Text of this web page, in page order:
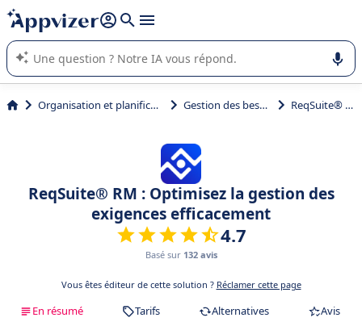
répondre (plusieurs lignes avec
L'IA de Appvizer vous guide dans l'utilisation ou la sélection de
logiciel SaaS en entreprise.
Organisation et planification Gestion des besoins ReqSuite® RM
ReqSuite® RM : Optimisez la gestion des
exigences efficacement
4.7
Basé sur 132 avis
Vous êtes éditeur de cette solution ? Réclamer cette page
En résumé Tarifs Alternatives Avis